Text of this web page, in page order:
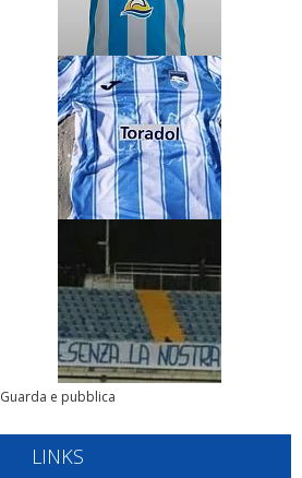
Guarda e pubblica
LINKS